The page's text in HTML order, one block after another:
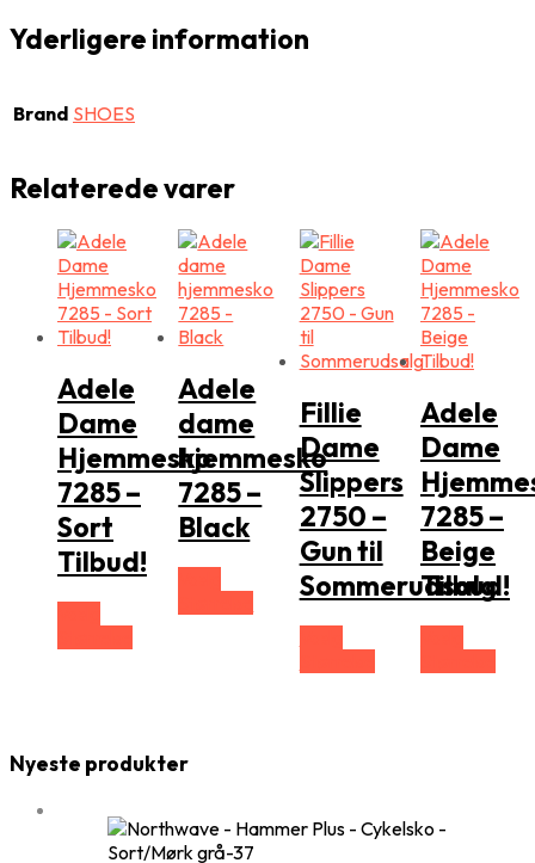
Yderligere information
Brand SHOES
Relaterede varer
Adele
Dame
Hjemmesko
7285 –
Sort
Tilbud!
Adele
dame
hjemmesko
7285 –
Black
Fillie
Dame
Slippers
2750 –
Gun til
Sommerudsalg
Adele
Dame
7285 –
Beige
Tilbud!
Nyeste produkter